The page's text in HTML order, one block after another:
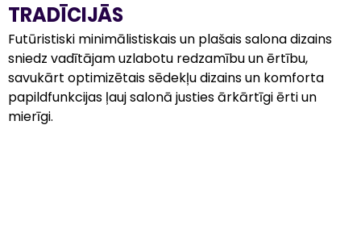
TRADĪCIJĀS
Futūristiski minimālistiskais un plašais salona dizains
sniedz vadītājam uzlabotu redzamību un ērtību,
savukārt optimizētais sēdekļu dizains un komforta
papildfunkcijas ļauj salonā justies ārkārtīgi ērti un
mierīgi.